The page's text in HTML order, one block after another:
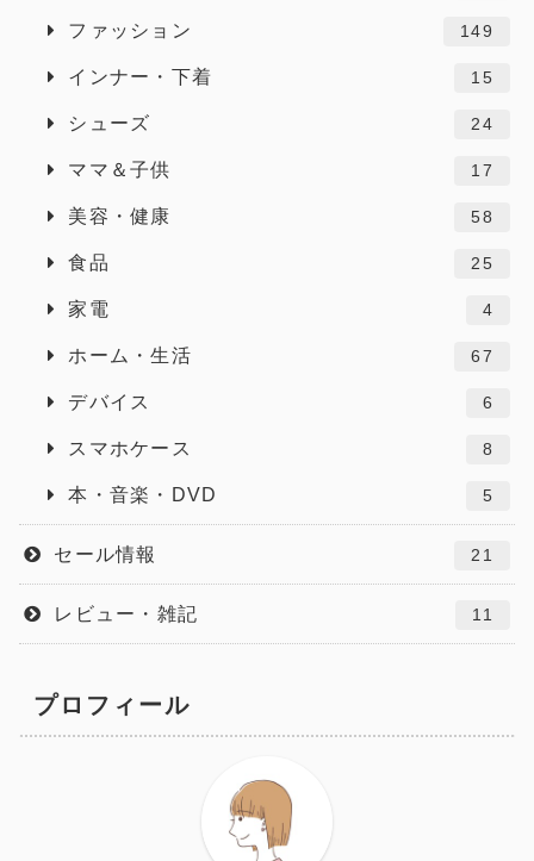
ファッション 149
インナー・下着 15
シューズ 24
ママ＆子供 17
美容・健康 58
食品 25
家電 4
ホーム・生活 67
デバイス 6
スマホケース 8
本・音楽・DVD 5
セール情報 21
レビュー・雑記 11
プロフィール